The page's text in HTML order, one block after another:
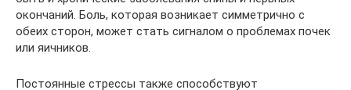
окончаний. Боль, которая возникает симметрично с
обеих сторон, может стать сигналом о проблемах почек
или яичников.
Постоянные стрессы также способствуют